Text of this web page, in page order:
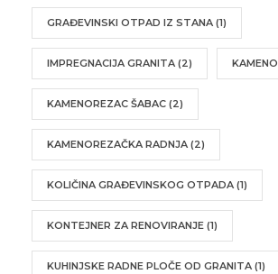
GRAĐEVINSKI OTPAD IZ STANA (1)
IMPREGNACIJA GRANITA (2)
KAMENOREZAC ŠABAC (2)
KAMENOREZAČKA RADNJA (2)
KOLIČINA GRAĐEVINSKOG OTPADA (1)
KONTEJNER ZA RENOVIRANJE (1)
KUHINJSKE RADNE PLOČE OD GRANITA (1)